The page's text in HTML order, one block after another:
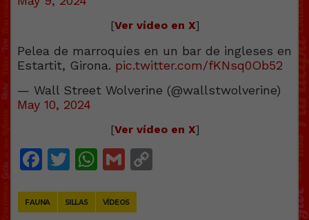
[Ver vídeo en X]
Pelea de marroquíes en un bar de ingleses en
Estartit, Girona. pic.twitter.com/fKNsq0Ob52
— Wall Street Wolverine (@wallstwolverine)
May 10, 2024
[Ver vídeo en X]
Facebook
Twitter
WhatsApp
Gmail
FAUNA SILLAS VÍDEOS